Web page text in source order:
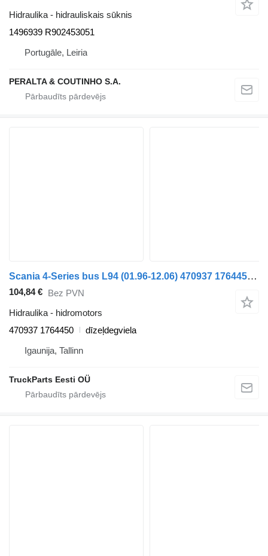
Hidraulika - hidrauliskais sūknis
1496939 R902453051
Portugāle, Leiria
PERALTA & COUTINHO S.A.
Scania 4-Series bus L94 (01.96-12.06) 470937 1764450 hidromotors paredzēts Scania 4-series bus (1995-2006) autobusa
104,84 € Bez PVN
Hidraulika - hidromotors
470937 1764450
dīzeļdegviela
Igaunija, Tallinn
TruckParts Eesti OÜ